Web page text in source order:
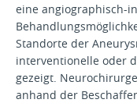
eine angiographisch-
Standorte der
interventionelle oder
gezeigt.
anhand der